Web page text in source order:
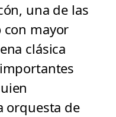
una de las
mayor
clásica
orquesta de